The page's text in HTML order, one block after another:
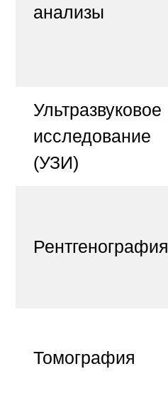
анализы
Ультразвуковое
исследование
(УЗИ)
Рентгенография
Томография